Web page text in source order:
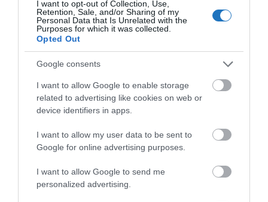
I want to opt-out of Collection, Use,
Retention, Sale, and/or Sharing of my
Personal Data that Is Unrelated with the
Purposes for which it was collected.
Opted Out
Google consents
I want to allow Google to enable storage
related to advertising like cookies on web or
device identifiers in apps.
I want to allow my user data to be sent to
Google for online advertising purposes.
I want to allow Google to send me
personalized advertising.
OLVASS TOVÁBB